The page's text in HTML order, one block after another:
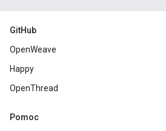
GitHub
OpenWeave
Happy
OpenThread
Pomoc